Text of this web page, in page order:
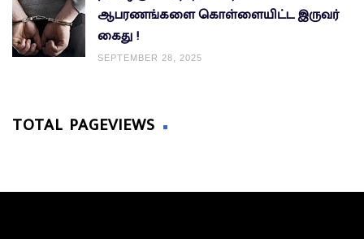
ஆபரணங்களை கொள்ளையிட்ட இருவர்
கைது !
SEPTEMBER 28, 2025
TOTAL PAGEVIEWS